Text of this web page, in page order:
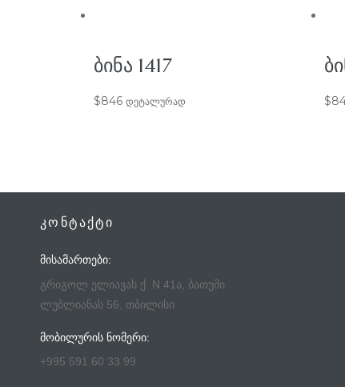
ᲑᲘᲜᲐ 1417
$846 დეტალურად $
ᲙᲝᲜᲢᲐᲥᲢᲘ
ᲛᲘᲡᲐᲛᲐᲠᲗᲔᲑᲘ:
გრიგოლ ელიავას ქ. N 41ა, ბათუმი
ლუბლიანას 56, თბილისი
ᲛᲝᲑᲘᲚᲣᲠᲘᲡ ᲜᲝᲛᲔᲠᲘ:
+995 591 60 33 99